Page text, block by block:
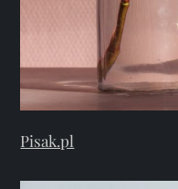
Pisak.pl